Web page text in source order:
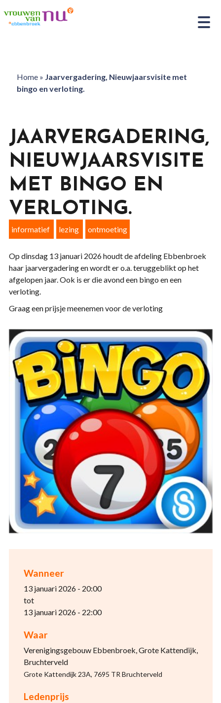
Home» Jaarvergadering, Nieuwjaarsvisite met
bingo en verloting.
Wanneer
13 januari 2026 - 20:00
tot
13 januari 2026 - 22:00
Waar
Verenigingsgebouw Ebbenbroek, Grote Kattendijk,
Bruchterveld
Grote Kattendijk 23A, 7695 TR Bruchterveld
Ledenprijs
JAARVERGADERING,
NIEUWJAARSVISITE
MET BINGO EN
VERLOTING.
informatief lezing ontmoeting
Op dinsdag 13 januari 2026 houdt de afdeling Ebbenbroek
haar jaarvergadering en wordt er o.a. teruggeblikt op het
afgelopen jaar. Ook is er die avond een bingo en een
verloting.
Graag een prijsje meenemen voor de verloting